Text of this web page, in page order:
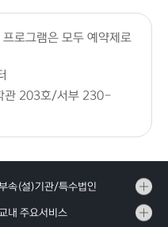
로그램은 모두 예약제로
203호/서부 230-
속(설)기관/특수법인
내 주요서비스